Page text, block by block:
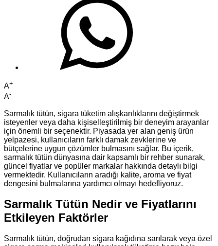
A+
A-
Sarmalık tütün, sigara tüketim alışkanlıklarını değiştirmek
isteyenler veya daha kişiselleştirilmiş bir deneyim arayanlar
için önemli bir seçenektir. Piyasada yer alan geniş ürün
yelpazesi, kullanıcıların farklı damak zevklerine ve
bütçelerine uygun çözümler bulmasını sağlar. Bu içerik,
sarmalık tütün dünyasına dair kapsamlı bir rehber sunarak,
güncel fiyatlar ve popüler markalar hakkında detaylı bilgi
vermektedir. Kullanıcıların aradığı kalite, aroma ve fiyat
dengesini bulmalarına yardımcı olmayı hedefliyoruz.
Sarmalık Tütün Nedir ve Fiyatlarını
Etkileyen Faktörler
Sarmalık tütün, doğrudan sigara kağıdına sarılarak veya özel